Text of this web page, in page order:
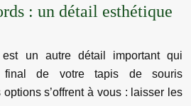
: un détail esthétique
un autre détail important qui
final de votre tapis de souris
s’offrent à vous : laisser les